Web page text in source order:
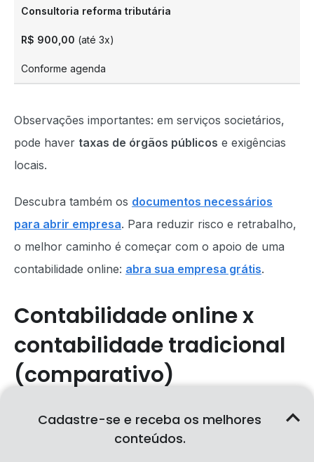
Consultoria reforma tributária
R$ 900,00 (até 3x)
Conforme agenda
Observações importantes: em serviços societários,
pode haver taxas de órgãos públicos e exigências
locais.
Descubra também os documentos necessários
para abrir empresa. Para reduzir risco e retrabalho,
o melhor caminho é começar com o apoio de uma
contabilidade online: abra sua empresa grátis.
Contabilidade online x
contabilidade tradicional
(comparativo)
Antes de escolher uma contabilidade, vale entender a
diferença entre o modelo online e o tradicional —
Cadastre-se e receba os melhores
conteúdos.